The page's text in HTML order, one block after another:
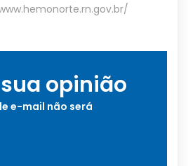
opinião
e-mail não será